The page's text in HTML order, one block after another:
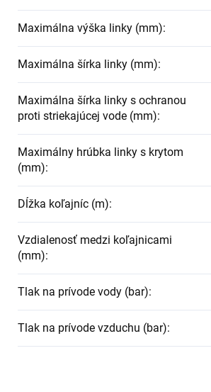
Maximálna výška linky (mm):
Maximálna šírka linky (mm):
Maximálna šírka linky s ochranou
proti striekajúcej vode (mm):
Maximálny hrúbka linky s krytom
(mm):
Dĺžka koľajníc (m):
Vzdialenosť medzi koľajnicami
(mm):
Tlak na prívode vody (bar):
Tlak na prívode vzduchu (bar):